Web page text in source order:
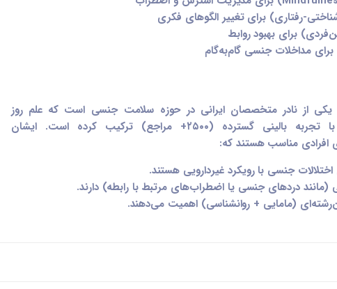
برای تغییر الگوهای فکری
برای بهبود روابط
برای مداخلات جنسی گام‌به‌گام
یکی ازنادر متخصصان ایرانی در حوزه سلامت جنسی است کهعلم روز
باتجربه بالینی گسترده
(۲۵۰۰+ مراجع) ترکیب کرده است. ایشان
جنسی با رویکرد غیردارویی هستند.
(مانند دردهای جنسی یا اضطراب‌های مرتبط با رابطه) دارند.
(مامایی + روانشناسی) اهمیت می‌دهند.